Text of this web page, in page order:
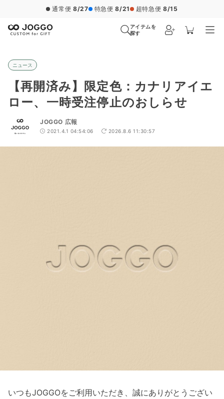
通常便 8/27 特急便 8/21 超特急便 8/15
アイテムを
探す
ニュース
【再開済み】限定色：カナリアイエ
ロー、一時受注停止のおしらせ
JOGGO 広報
2021.4.1 04:54:06 2026.8.6 11:30:57
いつもJOGGOをご利用いただき、誠にありがとうござい